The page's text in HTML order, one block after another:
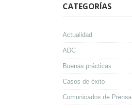
CATEGORÍAS
Actualidad
ADC
Buenas prácticas
Casos de éxito
Comunicados de Prensa